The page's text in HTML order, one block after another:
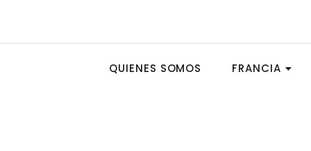
QUIENES SOMOS FRANCIA